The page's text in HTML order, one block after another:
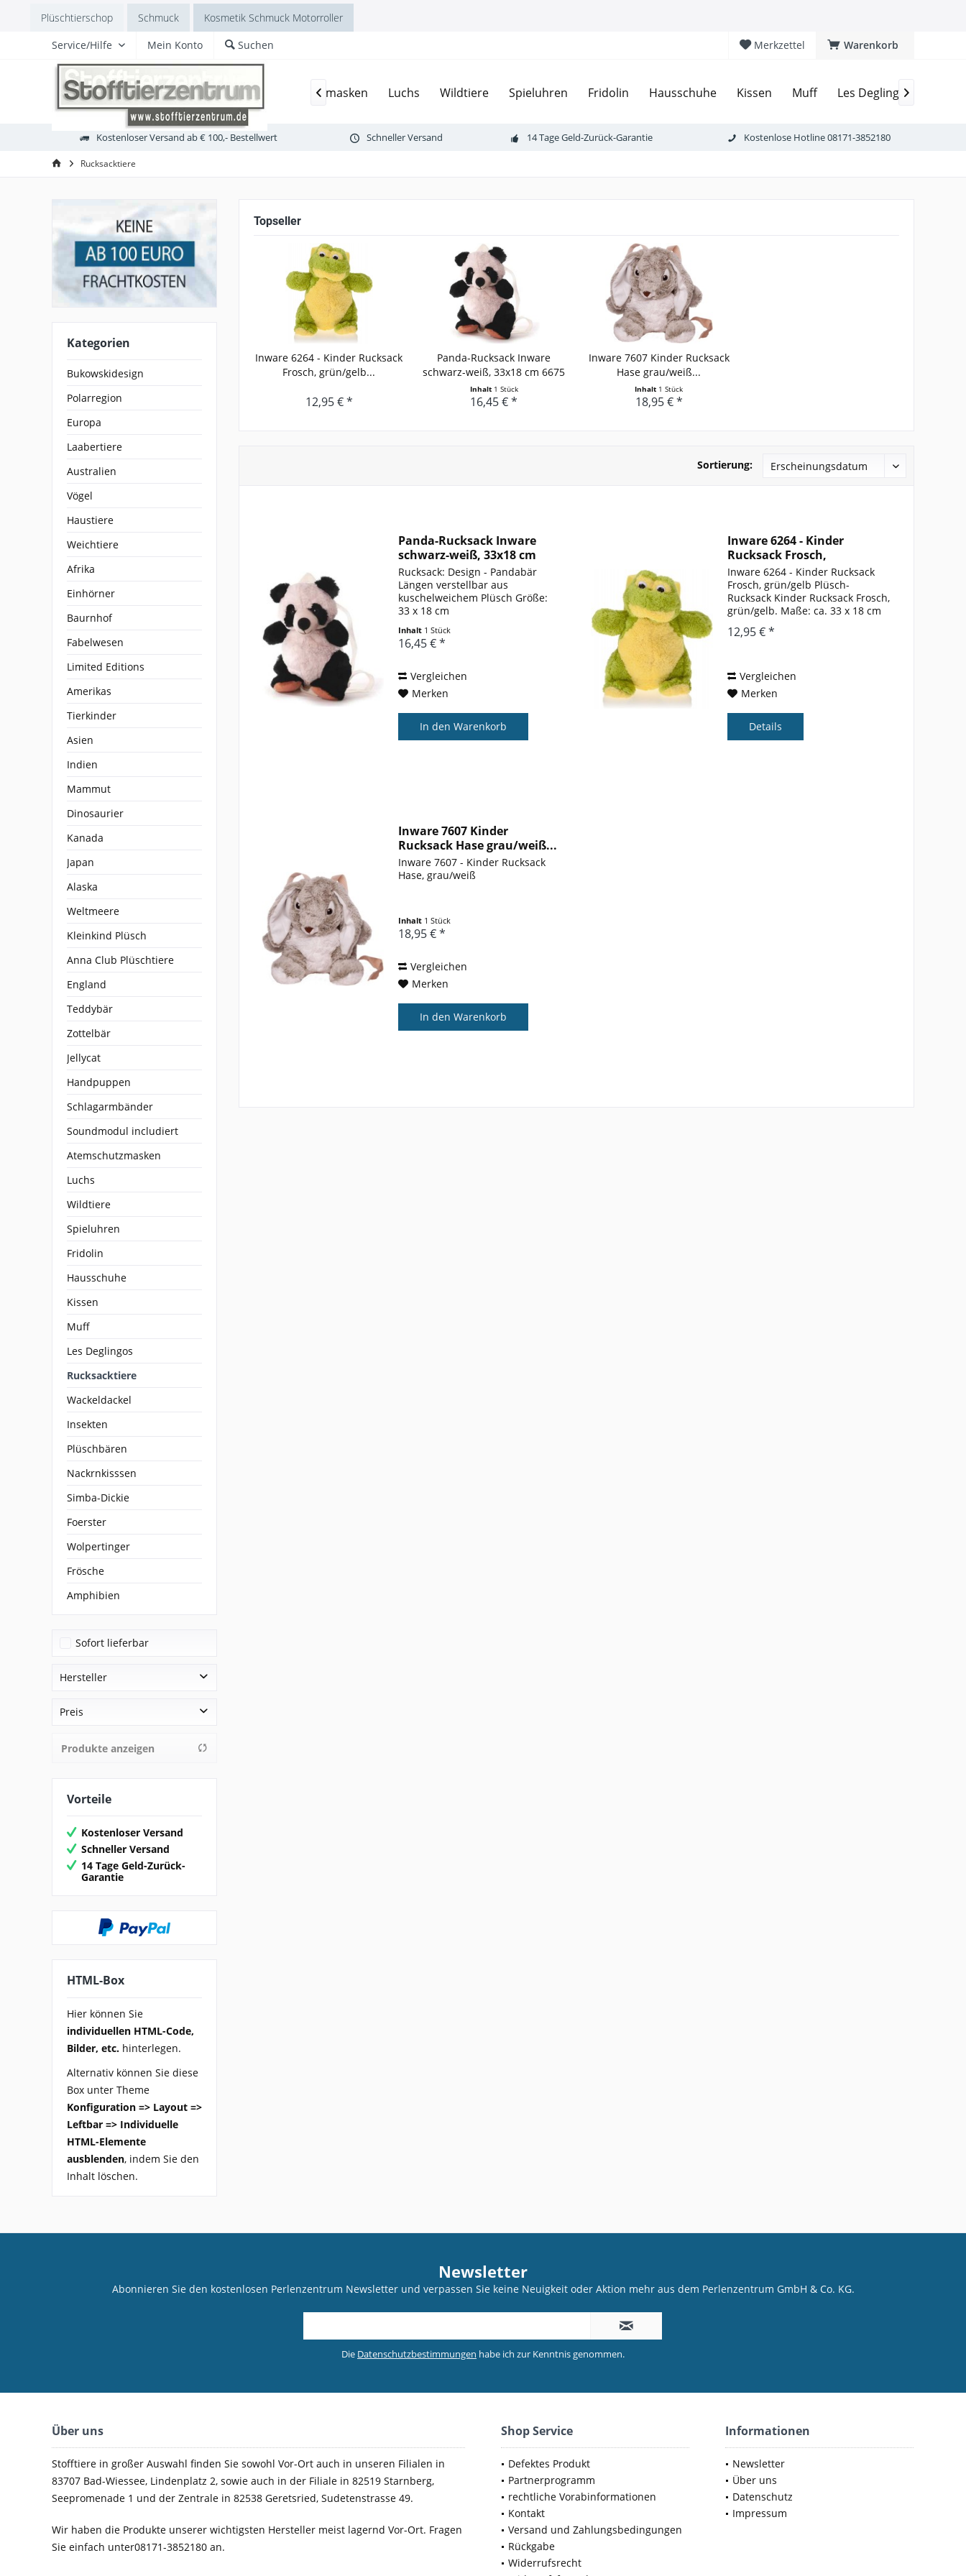
Plüschtierschop Schmuck
Kosmetik Schmuck Motorroller
Warenkorb
Merkzettel
Service/Hilfe Mein Konto Suchen
Schlagarmbänder Soundmodul includiert Atemschutzmasken Luchs Wildtiere Spieluhren Fridolin Hausschuhe Kissen Muff Les Deglingos
 
Kostenloser Versand ab € 100,- Bestellwert Schneller Versand 14 Tage Geld-Zurück-Garantie Kostenlose Hotline 08171-3852180
Rucksacktiere
Kategorien
Bukowskidesign
Polarregion
Europa
Laabertiere
Australien
Vögel
Haustiere
Weichtiere
Afrika
Einhörner
Baurnhof
Fabelwesen
Limited Editions
Amerikas
Tierkinder
Asien
Indien
Mammut
Dinosaurier
Kanada
Japan
Alaska
Weltmeere
Kleinkind Plüsch
Anna Club Plüschtiere
England
Teddybär
Zottelbär
Jellycat
Handpuppen
Schlagarmbänder
Soundmodul includiert
Atemschutzmasken
Luchs
Wildtiere
Spieluhren
Fridolin
Hausschuhe
Kissen
Muff
Les Deglingos
Rucksacktiere
Wackeldackel
Insekten
Plüschbären
Nackrnkisssen
Simba-Dickie
Foerster
Wolpertinger
Frösche
Amphibien
Sofort lieferbar
Hersteller
Inware
Preis
12,95 €bis
Produkte anzeigen
Vorteile
Kostenloser Versand
Schneller Versand
14 Tage Geld-Zurück-
Garantie
HTML-Box
Hier können Sie
individuellen HTML-Code,
Bilder, etc. hinterlegen.
Alternativ können Sie diese
Box unter Theme
Konfiguration => Layout =>
Leftbar => Individuelle
HTML-Elemente
ausblenden, indem Sie den
Inhalt löschen.
Topseller
Inware 6264 - Kinder Rucksack
Frosch, grün/gelb...
12,95 € *
Panda-Rucksack Inware
schwarz-weiß, 33x18 cm 6675
Inhalt 1 Stück
16,45 € *
Inware 7607 Kinder Rucksack
Hase grau/weiß...
Inhalt 1 Stück
18,95 € *
Sortierung:
Panda-Rucksack Inware
schwarz-weiß, 33x18 cm
6675
Rucksack: Design - Pandabär
Längen verstellbar aus
kuschelweichem Plüsch Größe:
33 x 18 cm
Inhalt 1 Stück
16,45 € *
Vergleichen
Merken
In den Warenkorb
Inware 6264 - Kinder
Rucksack Frosch,
grün/gelb...
Inware 6264 - Kinder Rucksack
Frosch, grün/gelb Plüsch-
Rucksack Kinder Rucksack Frosch,
grün/gelb. Maße: ca. 33 x 18 cm
Ab 18 Monate. Material 100 %
Polyester. 30° waschbar Staufach
12,95 € *
Vergleichen
Merken
Details
Inware 7607 Kinder
Rucksack Hase grau/weiß...
Inware 7607 - Kinder Rucksack
Hase, grau/weiß
Inhalt 1 Stück
18,95 € *
Vergleichen
Merken
In den Warenkorb
Newsletter
Abonnieren Sie den kostenlosen Perlenzentrum Newsletter und verpassen Sie keine Neuigkeit oder Aktion mehr aus dem Perlenzentrum GmbH & Co. KG.
Die Datenschutzbestimmungen habe ich zur Kenntnis genommen.
Über uns
Stofftiere in großer Auswahl finden Sie sowohl Vor-Ort auch in unseren Filialen in
83707 Bad-Wiessee, Lindenplatz 2, sowie auch in der Filiale in 82519 Starnberg,
Seepromenade 1 und der Zentrale in 82538 Geretsried, Sudetenstrasse 49.
Wir haben die Produkte unserer wichtigsten Hersteller meist lagernd Vor-Ort. Fragen
Sie einfach unter08171-3852180 an.
Shop Service
Defektes Produkt
Partnerprogramm
rechtliche Vorabinformationen
Kontakt
Versand und Zahlungsbedingungen
Rückgabe
Widerrufsrecht
Informationen
Newsletter
Über uns
Datenschutz
Impressum